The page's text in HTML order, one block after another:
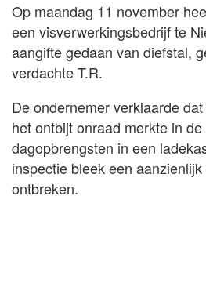
Op maandag 11 november
een visverwerkingsbedrijf te
aangifte gedaan van diefstal,
verdachte T.R.
De ondernemer verklaarde
het ontbijt onraad merkte in
dagopbrengsten in een
inspectie bleek een
ontbreken.